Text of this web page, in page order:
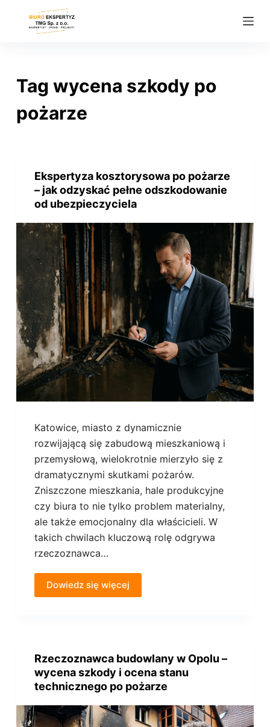
d
Tag wycena szkody po
pożarze
Ekspertyza kosztorysowa po pożarze
– jak odzyskać pełne odszkodowanie
od ubezpieczyciela
Katowice, miasto z dynamicznie
rozwijającą się zabudową mieszkaniową i
przemysłową, wielokrotnie mierzyło się z
dramatycznymi skutkami pożarów.
Zniszczone mieszkania, hale produkcyjne
czy biura to nie tylko problem materialny,
ale także emocjonalny dla właścicieli. W
takich chwilach kluczową rolę odgrywa
rzeczoznawca…
Dowiedz się więcej
Rzeczoznawca budowlany w Opolu –
wycena szkody i ocena stanu
technicznego po pożarze